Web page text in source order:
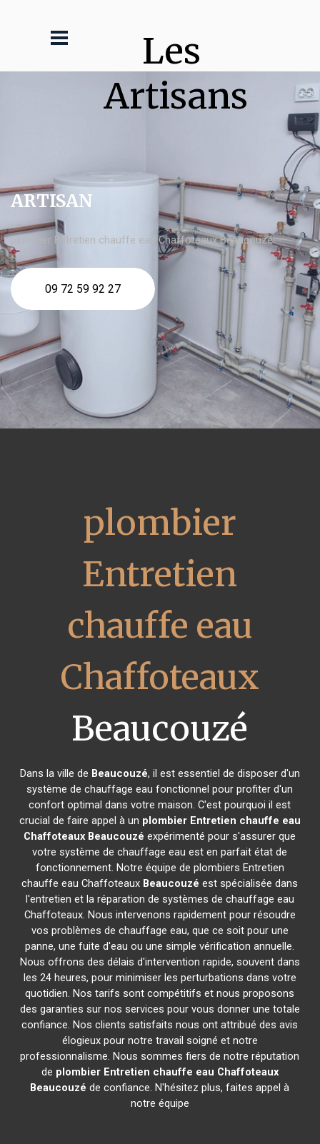
Les
Artisans
ARTISAN
plombier Entretien chauffe eau Chaffoteaux Beaucouzé
09 72 59 92 27
plombier
Entretien
chauffe eau
Chaffoteaux
Beaucouzé
Dans la ville de Beaucouzé, il est essentiel de disposer d'un
système de chauffage eau fonctionnel pour profiter d'un
confort optimal dans votre maison. C'est pourquoi il est
crucial de faire appel à un plombier Entretien chauffe eau
Chaffoteaux Beaucouzé expérimenté pour s'assurer que
votre système de chauffage eau est en parfait état de
fonctionnement. Notre équipe de plombiers Entretien
chauffe eau Chaffoteaux Beaucouzé est spécialisée dans
l'entretien et la réparation de systèmes de chauffage eau
Chaffoteaux. Nous intervenons rapidement pour résoudre
vos problèmes de chauffage eau, que ce soit pour une
panne, une fuite d'eau ou une simple vérification annuelle.
Nous offrons des délais d'intervention rapide, souvent dans
les 24 heures, pour minimiser les perturbations dans votre
quotidien. Nos tarifs sont compétitifs et nous proposons
des garanties sur nos services pour vous donner une totale
confiance. Nos clients satisfaits nous ont attribué des avis
élogieux pour notre travail soigné et notre
professionnalisme. Nous sommes fiers de notre réputation
de plombier Entretien chauffe eau Chaffoteaux
Beaucouzé de confiance. N'hésitez plus, faites appel à
notre équipe